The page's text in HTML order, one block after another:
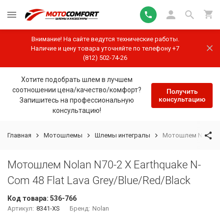
Внимание! На сайте ведутся технические работы.
Наличие и цену товара уточняйте по телефону +7
(812) 502-74-26
Хотите подобрать шлем в лучшем
соотношении цена/качество/комфорт?
Запишитесь на профессиональную
консультацию!
Получить
консультацию
Главная Мотошлемы Шлемы интегралы Мотошлем Nolan
Мотошлем Nolan N70-2 X Earthquake N-
Com 48 Flat Lava Grey/Blue/Red/Black
Код товара: 536-766
Артикул: 8341-XS Бренд: Nolan